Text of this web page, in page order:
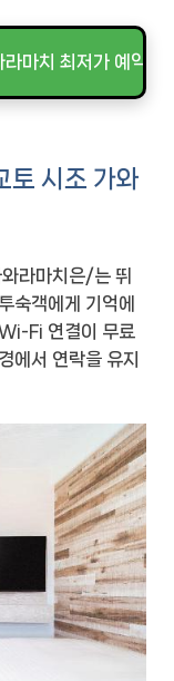
라마치 최저가 예약하
토 시조 가와
라마치은/는 뛰
숙객에게 기억에
Fi 연결이 무료
에서 연락을 유지